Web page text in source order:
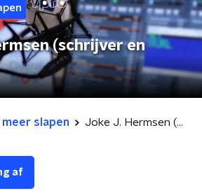
(schrijver en
slapen Joke J. Hermsen (schrijver en filosoof)
af